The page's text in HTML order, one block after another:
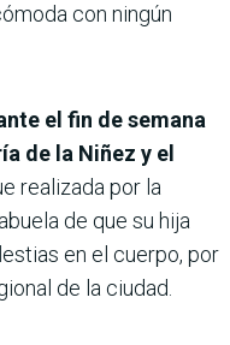
con ningún
el fin de semana
de la Niñez y el
realizada por la
de que su hija
en el cuerpo, por
de la ciudad.